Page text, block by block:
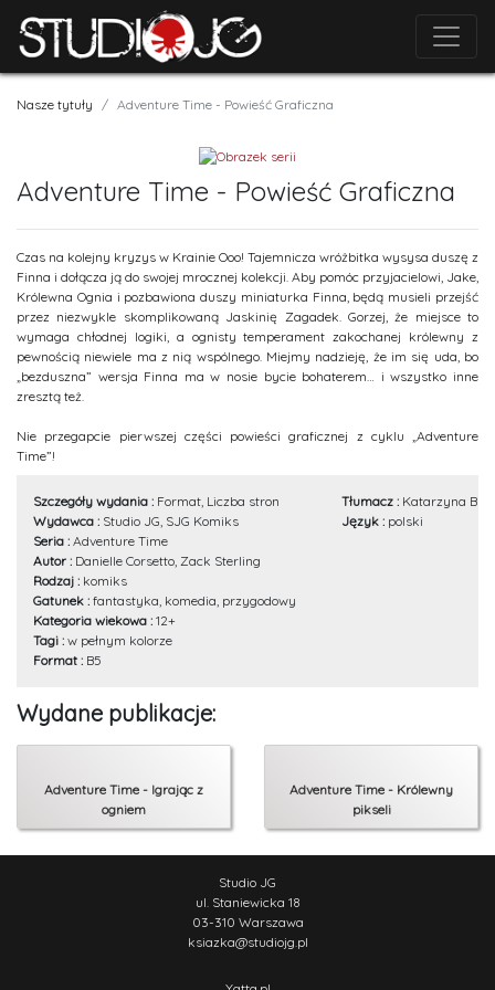
Nasze tytuły Adventure Time - Powieść Graficzna
Adventure Time - Powieść Graficzna
Czas na kolejny kryzys w Krainie Ooo! Tajemnicza wróżbitka wysysa duszę z
Finna i dołącza ją do swojej mrocznej kolekcji. Aby pomóc przyjacielowi, Jake,
Królewna Ognia i pozbawiona duszy miniaturka Finna, będą musieli przejść
przez niezwykle skomplikowaną Jaskinię Zagadek. Gorzej, że miejsce to
wymaga chłodnej logiki, a ognisty temperament zakochanej królewny z
pewnością niewiele ma z nią wspólnego. Miejmy nadzieję, że im się uda, bo
„bezduszna” wersja Finna ma w nosie bycie bohaterem… i wszystko inne
zresztą też.
Nie przegapcie pierwszej części powieści graficznej z cyklu „Adventure
Time”!
Szczegóły wydania : Format, Liczba stron
Wydawca : Studio JG, SJG Komiks
Seria : Adventure Time
Autor : Danielle Corsetto, Zack Sterling
Rodzaj : komiks
Gatunek : fantastyka, komedia, przygodowy
Kategoria wiekowa : 12+
Tagi : w pełnym kolorze
Format : B5
Tłumacz : Katarzyna
Język : polski
Wydane publikacje:
Adventure Time - Igrając z
ogniem
Adventure Time - Królewny
pikseli
Studio JG
ul. Staniewicka 18
03-310 Warszawa
ksiazka@studiojg.pl